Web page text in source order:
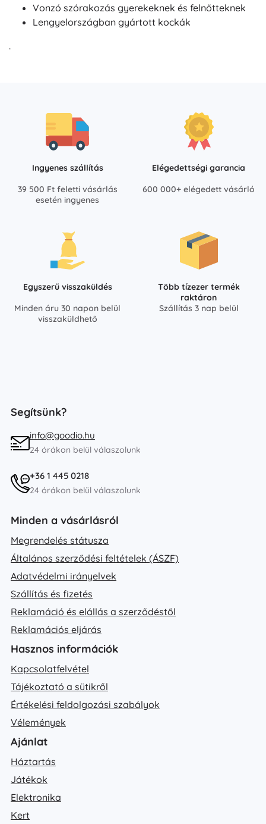
Vonzó szórakozás gyerekeknek és felnőtteknek
Lengyelországban gyártott kockák
.
Ingyenes szállítás
39 500 Ft feletti vásárlás
esetén ingyenes
Elégedettségi garancia
600 000+ elégedett vásárló
Egyszerű visszaküldés
Minden áru 30 napon belül
visszaküldhető
Több tízezer termék
raktáron
Szállítás 3 nap belül
Segítsünk?
info@goodio.hu
24 órákon belül válaszolunk
+36 1 445 0218
24 órákon belül válaszolunk
Minden a vásárlásról
Megrendelés státusza
Általános szerződési feltételek (ÁSZF)
Adatvédelmi irányelvek
Szállítás és fizetés
Reklamáció és elállás a szerződéstől
Reklamációs eljárás
Hasznos információk
Kapcsolatfelvétel
Tájékoztató a sütikről
Értékelési feldolgozási szabályok
Vélemények
Ajánlat
Háztartás
Játékok
Elektronika
Kert